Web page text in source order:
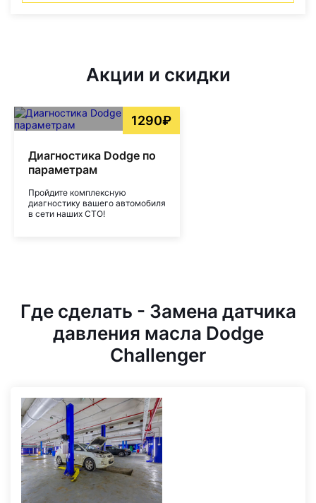
Акции и скидки
1290₽
Диагностика Dodge по
параметрам
Пройдите комплексную
диагностику вашего автомобиля
в сети наших СТО!
Где сделать - Замена датчика
давления масла Dodge
Challenger